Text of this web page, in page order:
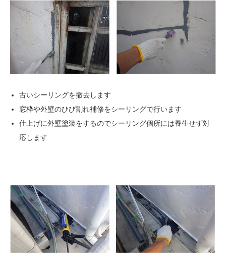
古いシーリングを撤去します
窓枠や外壁のひび割れ補修をシーリングで行います
仕上げに外壁塗装をするのでシーリング個所には養生せず対
応します